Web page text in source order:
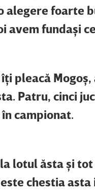
alegere foarte
avem fundaşi
pleacă
Patru, cinci
campionat.
lotul ăsta şi
chestia